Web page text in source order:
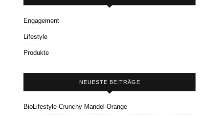
Engagement
Lifestyle
Produkte
NEUESTE BEITRÄGE
BioLifestyle Crunchy Mandel-Orange